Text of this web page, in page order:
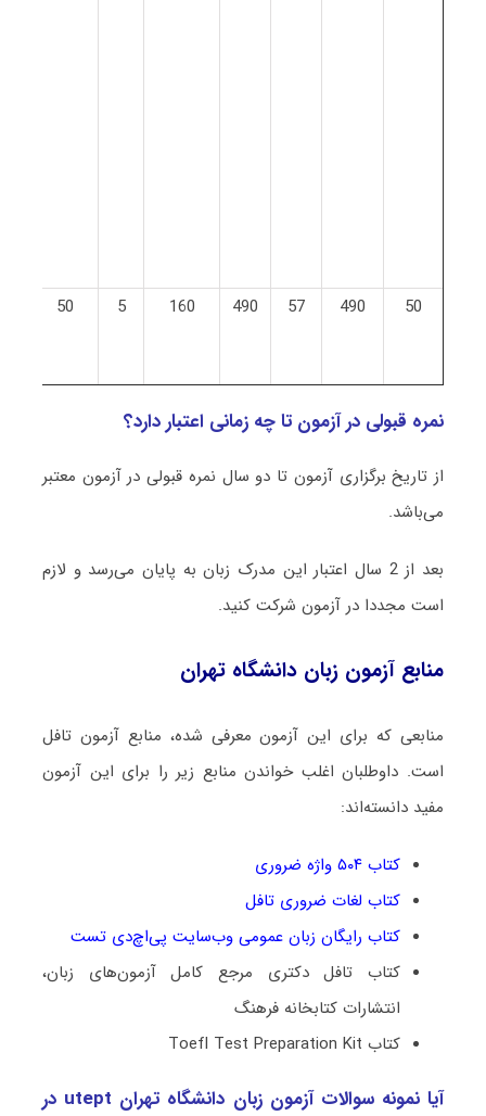
50
490
57
490
160
5
50
نمره قبولی در آزمون تا چه زمانی اعتبار دارد؟
از تاریخ برگزاری آزمون تا دو سال نمره قبولی در آزمون معتبر
می‌باشد.
بعد از 2 سال اعتبار این مدرک زبان به پایان می‌رسد و لازم
است مجددا در آزمون شرکت کنید.
منابع آزمون زبان دانشگاه تهران
منابعی که برای این آزمون معرفی شده، منابع آزمون تافل
است. داوطلبان اغلب خواندن منابع زیر را برای این آزمون
مفید دانسته‌اند:
کتاب ۵۰۴ واژه ضروری
کتاب لغات ضروری تافل
کتاب رایگان زبان عمومی وب‌سایت پی‌اچ‌دی تست
کتاب تافل دکتری مرجع کامل آزمون‌های زبان،
انتشارات کتابخانه فرهنگ
کتاب Toefl Test Preparation Kit
آیا نمونه سوالات آزمون زبان دانشگاه تهران utept در